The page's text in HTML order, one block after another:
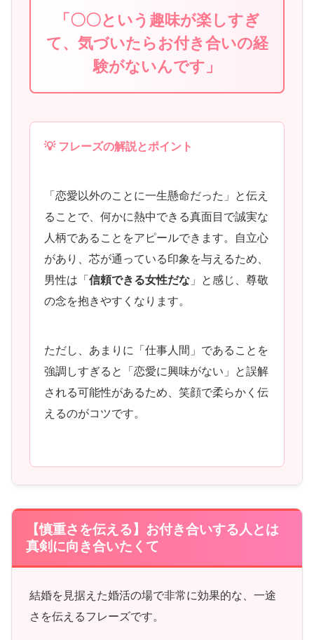
「〇〇という趣味が楽しすぎ
て、気づいたらお付き合いの経
験がないんです」
💡 フレーズの解説とポイント
「恋愛以外のことに一生懸命だった」と伝え
ることで、何かに熱中できる真面目で誠実な
人柄であることをアピールできます。自立心
があり、芯が通っている印象を与えるため、
男性は「 信頼できる女性だな 」と感じ、尊敬
の念を抱きやすくなります。
ただし、あまりに「仕事人間」であることを
強調しすぎると「恋愛に興味がない」と誤解
される可能性があるため、笑顔で柔らかく伝
えるのがコツです。
【慎重さを伝える】お付き合いする人とは
真剣に向き合いたくて
結婚を見据えた婚活の場で非常に効果的な、一途
さを伝えるフレーズです。